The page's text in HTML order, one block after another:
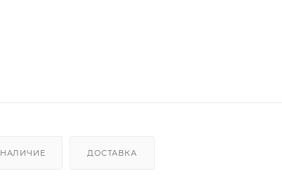
НАЛИЧИЕ ДОСТАВКА